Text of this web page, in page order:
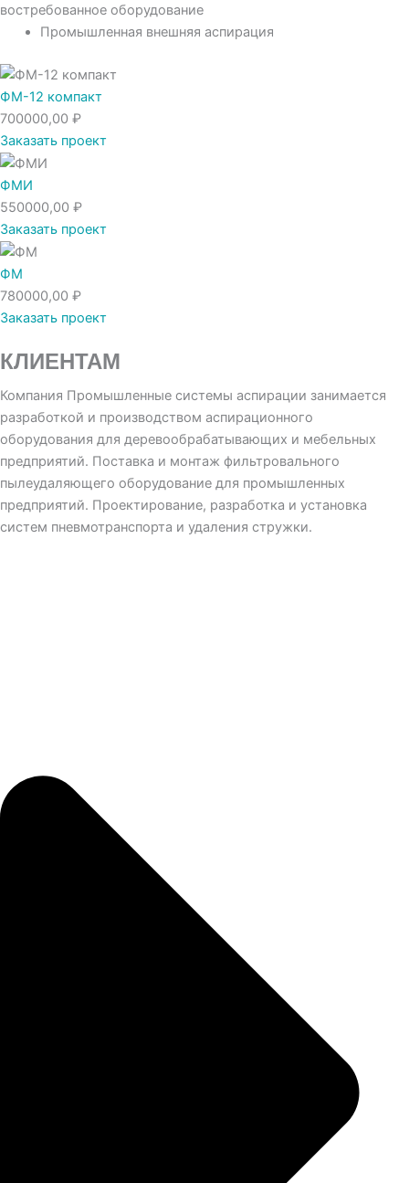
востребованное оборудование
Промышленная внешняя аспирация
ФМ-12 компакт
700000,00 ₽
Заказать проект
ФМИ
550000,00 ₽
Заказать проект
ФМ
780000,00 ₽
Заказать проект
КЛИЕНТАМ
Компания Промышленные системы аспирации занимается
разработкой и производством аспирационного
оборудования для деревообрабатывающих и мебельных
предприятий. Поставка и монтаж фильтровального
пылеудаляющего оборудование для промышленных
предприятий. Проектирование, разработка и установка
систем пневмотранспорта и удаления стружки.